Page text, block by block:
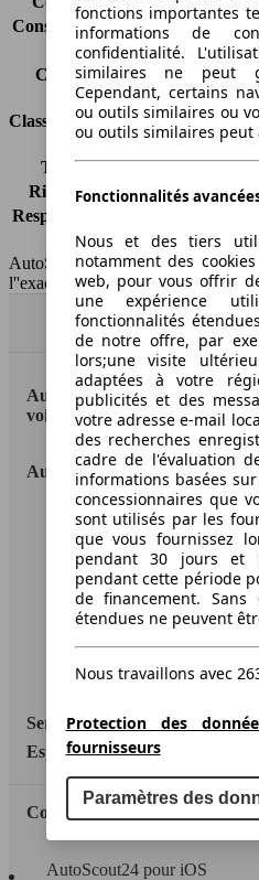
Consommation (combinée)*
5.3
Classe d'émissions
Capacité du réservoir
70 l
Classes d'assurance
Tous risques
-
Risques partiels
-
Responsabilité civile
HSN/TSN
n.c./n.c.
AutoScout24 France SAS décline
l''exactitude des indications
AutoScout24: la plus grande
voitures en Europe
AutoScout24
A propos d'AutoScout24
Conditions d'utilisation
Informations légales
Protection des données
Accessibility Statement
Service
Espace Pro
Contact
AutoScout24 pour iOS
fonctions importantes
informations de
confidentialité.
similaires ne peut
Cependant, certains
ou outils similaires ou
ou outils similaires
Fonctionnalités
Nous et des tiers
notamment des
web, pour vous offrir
une expérience
fonctionnalités
de notre offre, par
lors;une visite
adaptées à votre
publicités et des
votre adresse e-mail
des recherches
cadre de l'évaluation
informations basées
concessionnaires que
sont utilisés par les
que vous fournissez
pendant 30 jours et
pendant cette période
de financement. Sans
étendues ne peuvent
Nous travaillons avec
Protection des
fournisseurs
Paramètres des